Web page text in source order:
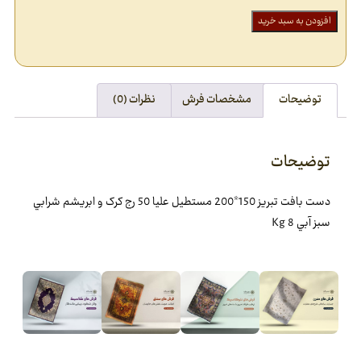
افزودن به سبد خرید
توضیحات مشخصات فرش نظرات (0)
توضیحات
دست بافت تبريز 150*200 مستطيل عليا 50 رج کرک و ابريشم شرابي
سبز‌ آبي 8 Kg